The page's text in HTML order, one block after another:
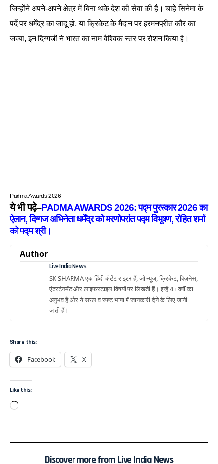
जिन्होंने अपने-अपने क्षेत्र में बिना थके देश की सेवा की है। चाहे सिनेमा के
पर्दे पर धर्मेंद्र का जादू हो, या क्रिकेट के मैदान पर हरमनप्रीत कौर का
जज्बा, इन दिग्गजों ने भारत का नाम वैश्विक स्तर पर रोशन किया है।
Padma Awards 2026
ये भी पढ़े–PADMA AWARDS 2026: पद्म पुरस्कार 2026 का
ऐलान, दिग्गज अभिनेता धर्मेंद्र को मरणोपरांत पद्म विभूषण, रोहित शर्मा
को पद्म श्री।
Author
Live India News
SK SHARMA एक हिंदी कंटेंट राइटर हैं, जो न्यूज, क्रिकेट, बिज़नेस,
एंटरटेनमेंट और लाइफस्टाइल विषयों पर लिखती हैं। इन्हें 4+ वर्षों का
अनुभव है और ये सरल व स्पष्ट भाषा में जानकारी देने के लिए जानी
जाती हैं।
Share this:
Facebook X
Like this:
Discover more from Live India News